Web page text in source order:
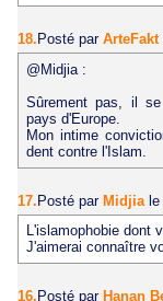
18. Posté par ArteFakt
@Midjia :
Sûrement pas, il
pays d'Europe.
Mon intime
dent contre l'Islam.
17.Posté par Midjia le
L'islamophobie dont
J'aimerai connaître
16. Posté par Hanan